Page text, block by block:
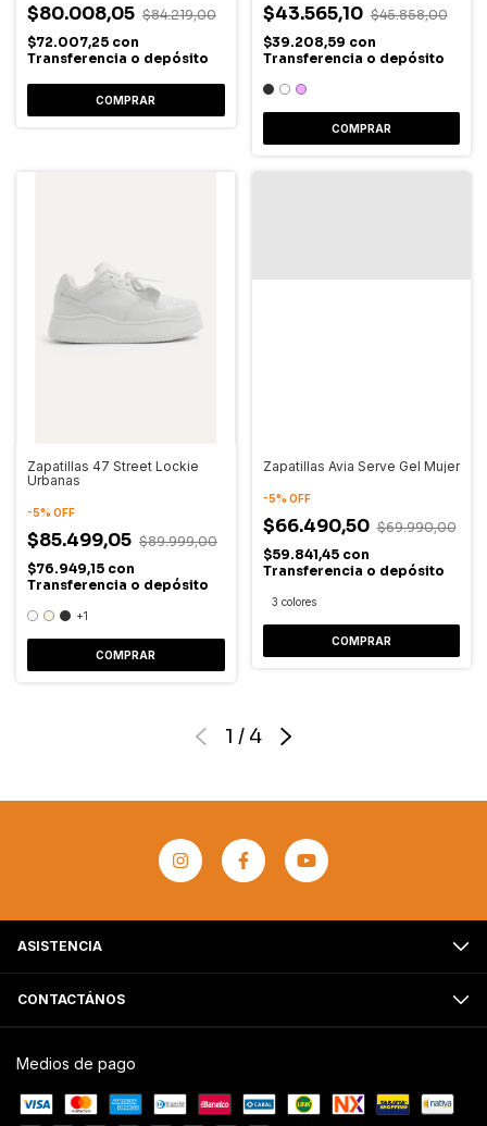
$80.008,05 $84.219,00
$72.007,25 con
Transferencia o depósito
COMPRAR
$43.565,10 $45.858,00
$39.208,59 con
Transferencia o depósito
COMPRAR
Zapatillas 47 Street Lockie
Urbanas
-5% OFF
$85.499,05 $89.999,00
$76.949,15 con
Transferencia o depósito
+1
COMPRAR
Zapatillas Avia Serve Gel Mujer
-5% OFF
$66.490,50 $69.990,00
$59.841,45 con
Transferencia o depósito
3 colores
COMPRAR
1 / 4
ASISTENCIA
CONTACTÁNOS
Medios de pago